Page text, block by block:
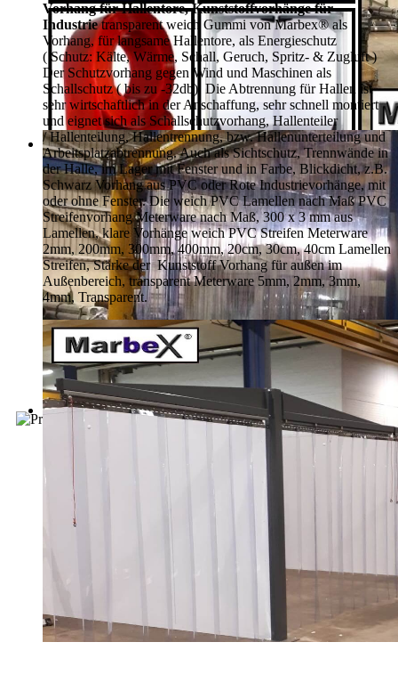
Vorhang für Hallentore, Kunststoffvorhänge für
Industrietransparent weich Gummi von Marbex® als
Vorhang, für langsame Hallentore, als Energieschutz
( Schutz: Kälte, Wärme, Schall, Geruch, Spritz- & Zugluft )
Der Schutzvorhang gegen Wind und Maschinen als
Schallschutz ( bis zu -32db). Die Abtrennung für Hallen ist
sehr wirtschaftlich in der Anschaffung, sehr schnell montiert
und eignet sich als Schallschutzvorhang, Hallenteiler
/Hallenteilung,Hallentrennung, bzw. Hallenunterteilung und
Arbeitsplatzabtrennung. Auch als Sichtschutz, Trennwände in
der Halle, im Lager mit Fenster und in Farbe, Blickdicht, z.B.
Schwarz Vorhang aus PVC oder Rote Industrievorhänge, mit
oder ohne Fenster. Die weich PVC Lamellen nach Maß PVC
Streifenvorhang Meterware nach Maß, 300 x 3 mm aus
Lamellen, klare Vorhänge weich PVC Streifen Meterware
2mm, 200mm, 300mm, 400mm, 20cm, 30cm, 40cm Lamellen
Streifen, Stärke der Kunststoff Vorhang für außen im
Außenbereich, transparent Meterware 5mm, 2mm, 3mm,
4mm, Transparent.